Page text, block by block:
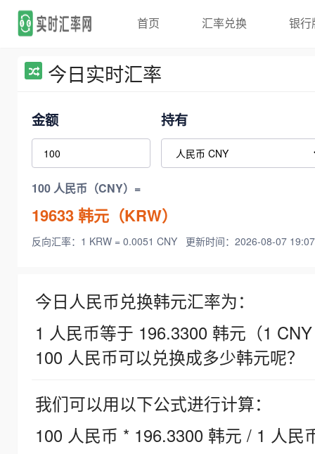
首页 汇率兑换 银行
今日实时汇率
金额 持有
100 人民币（CNY）=
19633韩元（KRW）
反向汇率：1 KRW = 0.0051 CNY 更新时间：2026-08-07
今日人民币兑换韩元汇率为：
1 人民币等于 196.3300 韩元（1
100 人民币可以兑换成多少韩元呢？
我们可以用以下公式进行计算：
100 人民币 * 196.3300 韩元 / 1 人民